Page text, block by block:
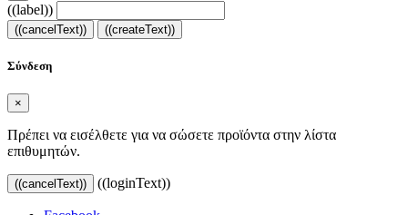
((label))
((cancelText)) ((createText))
Σύνδεση
×
Πρέπει να εισέλθετε για να σώσετε προϊόντα στην λίστα
επιθυμητών.
((cancelText)) ((loginText))